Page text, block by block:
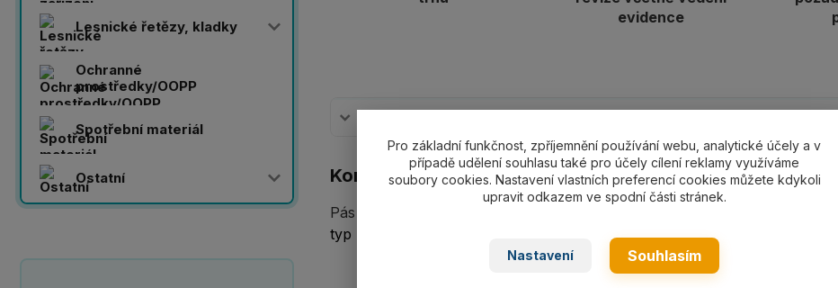
Lesnické řetězy, kladky
Ochranné
prostředky/OOPP
Spotřební materiál
Ostatní
evidence
Kompletní specifikace
Pás s ocelovými oky plochý textilní s nosností 5000 kg/ délka L dle
typ BBN5000,
Pro základní funkčnost, zpříjemnění používání webu, analytické účely a v
případě udělení souhlasu také pro účely cílení reklamy využíváme
soubory cookies. Nastavení vlastních preferencí cookies můžete kdykoli
upravit odkazem ve spodní části stránek.
Nastavení Souhlasím